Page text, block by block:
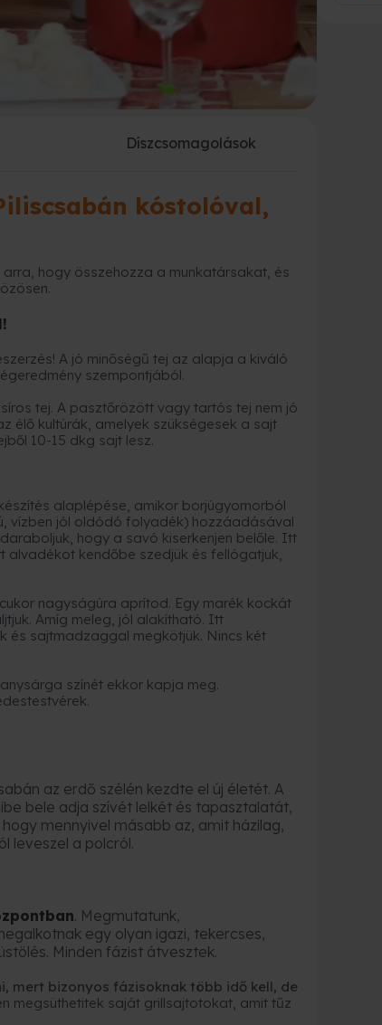
Díszcsomagolások
kóstolóval,
hogy összehozza a munkatársakat, és
A jó minőségű tej az alapja a kiváló
szempontjából.
tej. A pasztőrözött vagy tartós tej nem jó
élő kultúrák, amelyek szükségesek a sajt
10-15 dkg sajt lesz.
alaplépése, amikor borjúgyomorból
vízben jól oldódó folyadék) hozzáadásával
hogy a savó kiserkenjen belőle. Itt
alvadékot kendőbe szedjük és fellógatjuk,
nagyságúra aprítod. Egy marék kockát
Amíg meleg, jól alakítható. Itt
és sajtmadzaggal megkötjük. Nincs két
színét ekkor kapja meg.
az erdő szélén kezdte el új életét. A
bele adja szívét lelkét és tapasztalatát,
mennyivel másabb az, amit házilag,
leveszel a polcról.
. Megmutatunk,
egy olyan igazi, tekercses,
Minden fázist átvesztek.
mert bizonyos fázisoknak több idő kell, de
megsüthetitek saját grillsajtotokat, amit tűz